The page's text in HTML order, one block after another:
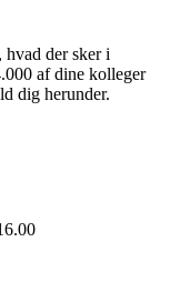
der sker i
af dine kolleger
dig herunder.